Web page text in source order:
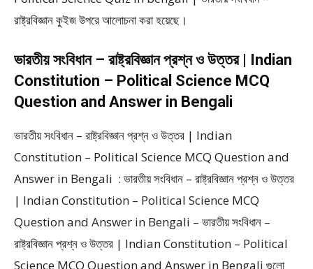
রাষ্ট্রবিজ্ঞান কুইজ উপরে আলোচনা করা হয়েছে।
ভারতীয় সংবিধান – রাষ্ট্রবিজ্ঞান প্রশ্ন ও উত্তর | Indian
Constitution – Political Science MCQ
Question and Answer in Bengali
ভারতীয় সংবিধান – রাষ্ট্রবিজ্ঞান প্রশ্ন ও উত্তর | Indian
Constitution – Political Science MCQ Question and
Answer in Bengali : ভারতীয় সংবিধান – রাষ্ট্রবিজ্ঞান প্রশ্ন ও উত্তর
| Indian Constitution – Political Science MCQ
Question and Answer in Bengali – ভারতীয় সংবিধান –
রাষ্ট্রবিজ্ঞান প্রশ্ন ও উত্তর | Indian Constitution – Political
Science MCQ Question and Answer in Bengali গুলো